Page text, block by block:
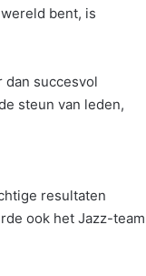
bent, is
dan succesvol
steun van leden,
resultaten
ook het Jazz-team